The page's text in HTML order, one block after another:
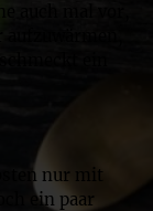
auch mal vor,
ein
nur mit
ein paar